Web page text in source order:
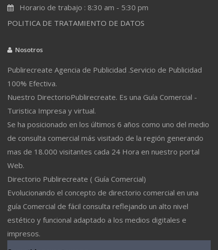
Horario de trabajo : 8:30 am - 5:30 pm
POLITICA DE TRATAMIENTO DE DATOS
Nosotros
Publirecreate Agencia de Publicidad .Servicio de Publicidad
100% Efectiva.
Nuestro DirectorioPublirecreate. Es una Guía Comercial -
Turistica Impresa y virtual.
Se ha posicionado en los últimos 6 años como uno del medio
de consulta comercial más visitado de la región generando
mas de 18.000 visitantes cada 24 Hora en nuestro portal
Web.
Directorio Publirecreate ( Guía Comercial)
Evolucionando el concepto de directorio comercial en una
guía Comercial de fácil consulta reflejando un alto nivel
estético y funcional adaptado a los medios digitales e
impresos.